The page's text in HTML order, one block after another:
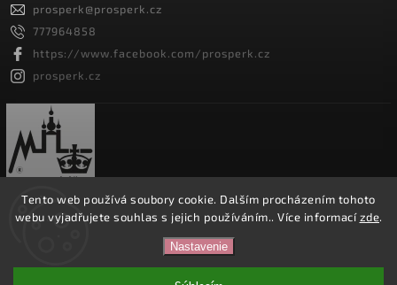
Tento web používá soubory cookie. Dalším procházením tohoto
webu vyjadřujete souhlas s jejich používáním.. Více informacízde.
Nastavenie
prosperk@prosperk.cz
777964858
https://www.facebook.com/prosperk.cz
prosperk.cz
Prošperk.cz. Všetky práva vyhradené.
Shoptet| DesignShoptak.cz.